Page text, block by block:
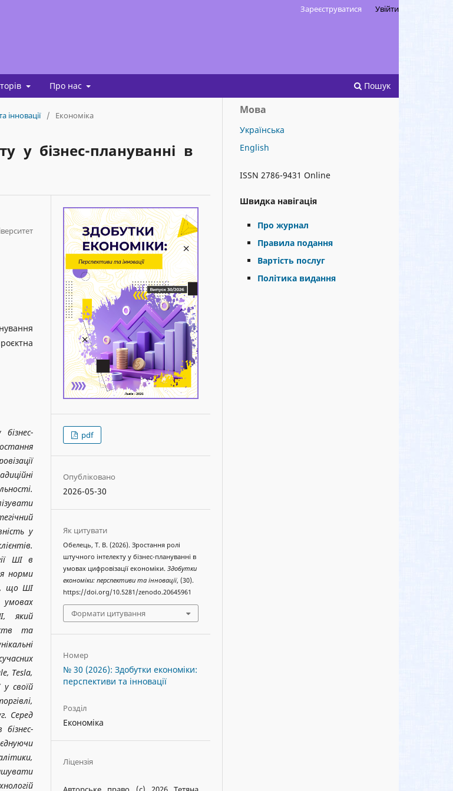
Про нас Пошук
Зареєструватися Увійти
інновації / Економіка
у бізнес-плануванні в
у
ШІ в
норми
що ШІ
який
та
, Tesla,
своїй
Серед
pdf
Опубліковано
2026-05-30
Як цитувати
Обелець, Т. В. (2026). Зростання ролі
штучного інтелекту у бізнес-плануванні в
умовах цифровізації економіки.Здобутки
економіки: перспективи та інновації, (30).
https://doi.org/10.5281/zenodo.20645961
Формати цитування
Номер
№ 30 (2026): Здобутки економіки:
перспективи та інновації
Розділ
Економіка
Ліцензія
Мова
Українська
English
ISSN 2786-9431 Online
Швидка навігація
Про журнал
Правила подання
Вартість послуг
Політика видання